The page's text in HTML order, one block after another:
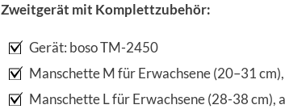
Zweitgerät mit Komplettzubehör:
Gerät: boso TM-2450
Manschette M für Erwachsene (20–31
Manschette L für Erwachsene (28-38 cm),